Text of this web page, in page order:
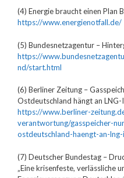
(4) Energie braucht einen Plan B
https://www.energienotfall.de/
(5) Bundesnetzagentur –
https://
nd/start.html
(6) Berliner Zeitung –
Ostdeutschland hängt an
https://www.berliner-
verantwortung/gasspeicher-
ostdeutschland-haengt-an-
(7) Deutscher Bundestag –
„Eine krisenfeste, verlässliche